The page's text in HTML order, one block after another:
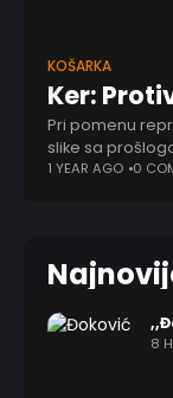
KOŠARKA
Ker:
Pri pomenu
slike sa
susreta.
1 YEAR AGO 0
8